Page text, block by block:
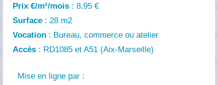
Prix €/m²/mois: 8,95 €
Surface: 28 m2
Vocation: Bureau, commerce ou atelier
Accès: RD1085 et A51 (Aix-Marseille)
Mise en ligne par :